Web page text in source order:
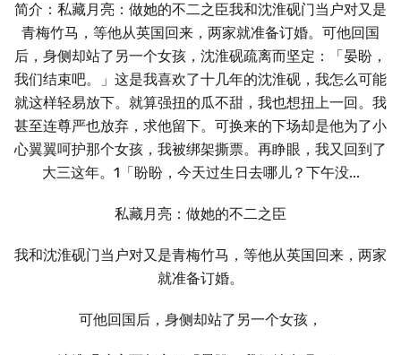
简介：私藏月亮：做她的不二之臣我和沈淮砚门当户对又是
青梅竹马，等他从英国回来，两家就准备订婚。可他回国
后，身侧却站了另一个女孩，沈淮砚疏离而坚定：「晏盼，
我们结束吧。」这是我喜欢了十几年的沈淮砚，我怎么可能
就这样轻易放下。就算强扭的瓜不甜，我也想扭上一回。我
甚至连尊严也放弃，求他留下。可换来的下场却是他为了小
心翼翼呵护那个女孩，我被绑架撕票。再睁眼，我又回到了
大三这年。1「盼盼，今天过生日去哪儿？下午没...
私藏月亮：做她的不二之臣
我和沈淮砚门当户对又是青梅竹马，等他从英国回来，两家
就准备订婚。
可他回国后，身侧却站了另一个女孩，